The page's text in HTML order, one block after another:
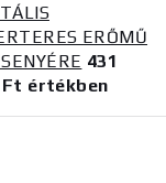
ERŐMŰ
431
Ft értékben